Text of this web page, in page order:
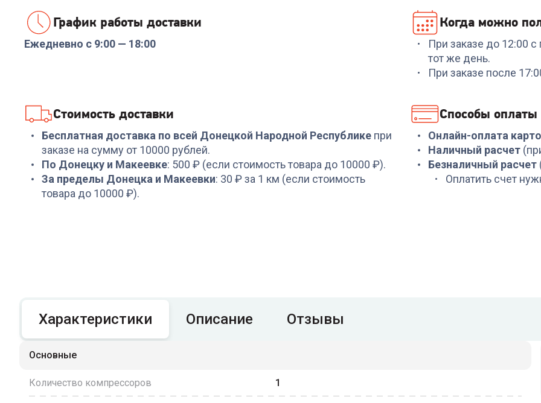
Код:00-00014086
1 599 15 999 2 999₽
Код:00-00014294
Набор посуды
RONDELL RDS-1291
18 999
График работы доставки
Ежедневно с 9:00 — 18:00
Когда можно
При заказе до 12:00
тот же день.
При заказе после
Стоимость доставки
Бесплатная доставка по всей Донецкой Народной Республике при
заказе на сумму от 10000 рублей.
По Донецку и Макеевке: 500 ₽ (если стоимость товара до 10000 ₽).
За пределы Донецка и Макеевки: 30 ₽ за 1 км (если стоимость
товара до 10000 ₽).
Способы оплаты
Онлайн-оплата
Наличный расчет
Безналичный расчет
Оплатить счет
Характеристики Описание Отзывы
Основные
Количество компрессоров 1